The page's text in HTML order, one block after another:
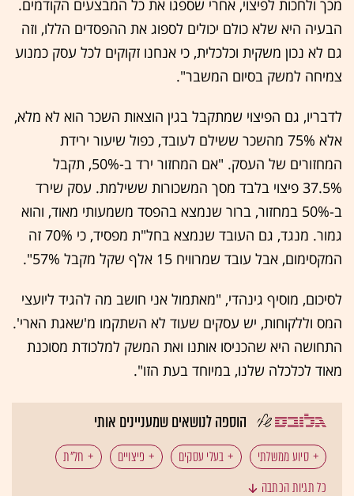
מכך ולחכות לפיצוי, אחרי שספגו את כל המבצעים הקודמים.
הבעיה היא שלא כולם יכולים לספוג את ההפסדים הללו, וזה
גם לא נכון משקית וכלכלית, כי אנחנו זקוקים לכל עסק כמנוע
צמיחה למשק בסיום המשבר".
לדבריו, גם הפיצוי שמתקבל בגין הוצאות השכר הוא לא מלא,
אלא 75% מהשכר ששילם לעובד, כפול שיעור ירידת
המחזורים של העסק. "אם המחזור ירד ב-50%, תקבל
37.5% פיצוי בלבד מסך המשכורות ששילמת. עסק שירד
ב-50% במחזור, ברור שנמצא בהפסד משמעותי מאוד, והוא
גמור. מנגד, גם העובד שנמצא בחל"ת מפסיד, כי 70% זה
המקסימום, אבל עובד שמרוויח 15 אלף שקל מקבל 57%".
לסיכום, מוסיף גינהדי, "מאתמול אני חושב מה להגיד ליועצי
המס וללקוחות, יש עסקים שעוד לא השתקמו מ'שאגת הארי'.
התחושה היא שהכניסו אותנו ואת המשק למלכודת מסוכנת
מאוד לכלכלה שלנו, במיוחד בעת הזו".
הוספה לנושאים שמעניינים אותי
סיוע ממשלתי בעלי עסקים פיצויים חל"ת
כל תגיות הכתבה